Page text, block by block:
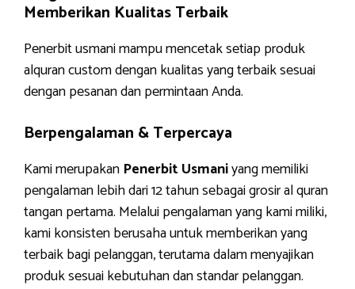
Memberikan Kualitas Terbaik
Penerbit usmani mampu mencetak setiap produk
alquran custom dengan kualitas yang terbaik sesuai
dengan pesanan dan permintaan Anda.
Berpengalaman & Terpercaya
Kami merupakan Penerbit Usmaniyang memiliki
pengalaman lebih dari 12 tahun sebagai grosir al quran
tangan pertama. Melalui pengalaman yang kami miliki,
kami konsisten berusaha untuk memberikan yang
terbaik bagi pelanggan, terutama dalam menyajikan
produk sesuai kebutuhan dan standar pelanggan.